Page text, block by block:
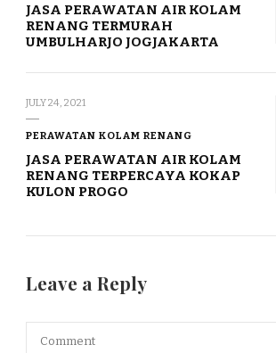
JASA PERAWATAN AIR KOLAM
RENANG TERMURAH
UMBULHARJO JOGJAKARTA
JULY 24, 2021
PERAWATAN KOLAM RENANG
JASA PERAWATAN AIR KOLAM
RENANG TERPERCAYA KOKAP
KULON PROGO
Leave a Reply